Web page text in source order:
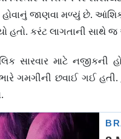
જાણવા મળ્યું છે. આંશિક
હતો. કરંટ લાગતાની
સારવાર માટે
ભારે ગમગીની છવાઈ ગઈ